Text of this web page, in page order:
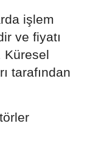
işlem
ve fiyatı
Küresel
tarafından